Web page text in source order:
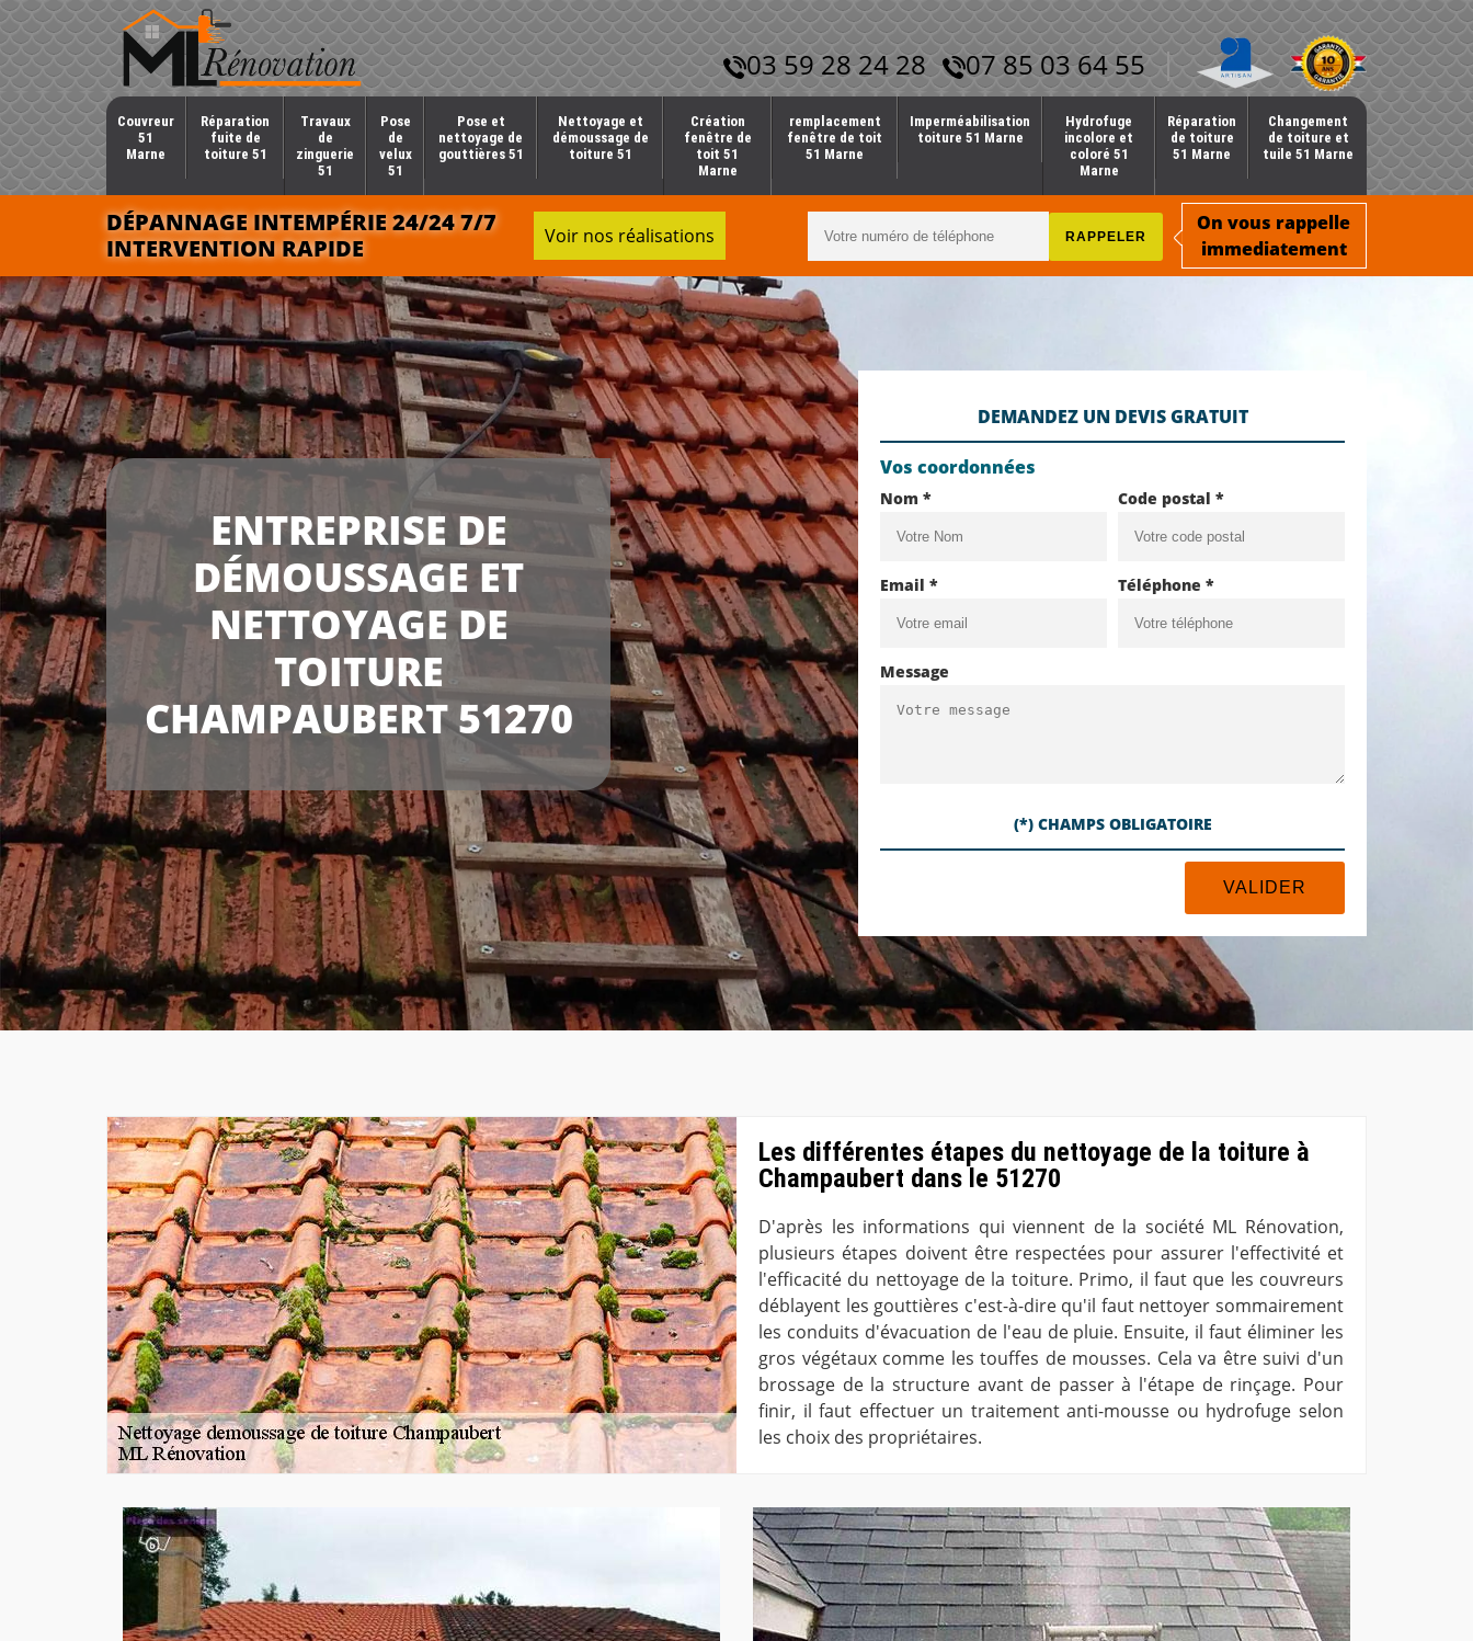
03 59 28 24 28 07 85 03 64 55
Couvreur
51
Marne
Réparation
fuite de
toiture 51
Travaux
de
zinguerie
51
Pose
de
velux
51
Pose et
nettoyage de
gouttières 51
Nettoyage et
démoussage de
toiture 51
Création
fenêtre de
toit 51
Marne
remplacement
fenêtre de toit
51 Marne
Imperméabilisation
toiture 51 Marne
Hydrofuge
incolore et
coloré 51
Marne
Réparation
de toiture
51 Marne
Changement
de toiture et
tuile 51 Marne
DÉPANNAGE INTEMPÉRIE 24/24 7/7
INTERVENTION RAPIDE
Voir nos réalisations
On vous rappelle
immediatement
ENTREPRISE DE
DÉMOUSSAGE ET
NETTOYAGE DE
TOITURE
CHAMPAUBERT 51270
DEMANDEZ UN DEVIS GRATUIT
Vos coordonnées
Nom * Code postal *
Email * Téléphone *
Message
(*) CHAMPS OBLIGATOIRE
Les différentes étapes du nettoyage de la toiture à
Champaubert dans le 51270
D'après les informations qui viennent de la société ML Rénovation,
plusieurs étapes doivent être respectées pour assurer l'effectivité et
l'efficacité du nettoyage de la toiture. Primo, il faut que les couvreurs
déblayent les gouttières c'est-à-dire qu'il faut nettoyer sommairement
les conduits d'évacuation de l'eau de pluie. Ensuite, il faut éliminer les
gros végétaux comme les touffes de mousses. Cela va être suivi d'un
brossage de la structure avant de passer à l'étape de rinçage. Pour
finir, il faut effectuer un traitement anti-mousse ou hydrofuge selon
les choix des propriétaires.